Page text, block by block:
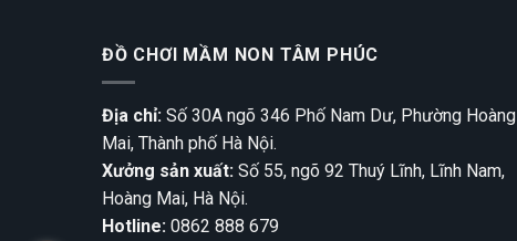
ĐỒ CHƠI MẦM NON TÂM PHÚC
Địa chỉ: Số 30A ngõ 346 Phố Nam Dư, Phường Hoàng
Mai, Thành phố Hà Nội.
Xưởng sản xuất: Số 55, ngõ 92 Thuý Lĩnh, Lĩnh Nam,
Hoàng Mai, Hà Nội.
Hotline: 0862 888 679